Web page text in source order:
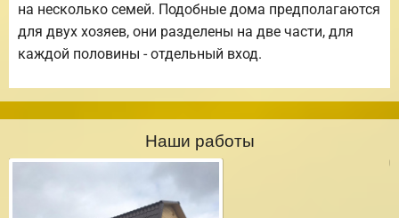
на несколько семей. Подобные дома предполагаются
для двух хозяев, они разделены на две части, для
каждой половины - отдельный вход.
Наши работы